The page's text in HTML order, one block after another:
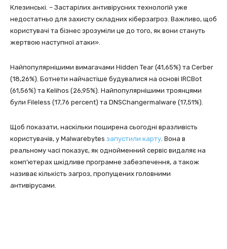
Клезинські. – Застарілих антивірусних технологій уже
недостатньо для захисту складних кіберзагроз. Важливо, щоб
користувачі та бізнес зрозуміли це до того, як вони стануть
жертвою наступної атаки».
Найпопулярнішими вимагачами Hidden Tear (41,65%) та Cerber
(18,26%). Ботнети найчастіше будувалися на основі IRCBot
(61,56%) та Kelihos (26,95%). Найпопулярнішими троянцями
були Fileless (17,76 percent) та DNSChangermalware (17,51%).
Щоб показати, наскільки поширена сьогодні вразливість
користувачів, у Malwarebytes запустили карту . Вона в
реальному часі показує, як однойменний сервіс видаляє на
комп’ютерах шкідливе програмне забезпечення, а також
називає кількість загроз, пропущених головними
антивірусами.